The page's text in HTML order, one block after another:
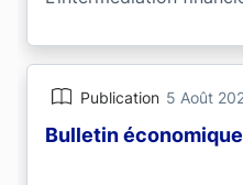
Publication 5 Août
Bulletin